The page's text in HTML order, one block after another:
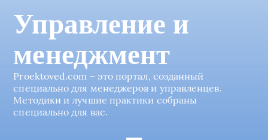
Управление и
менеджмент
Proektoved.com – это портал, созданный
специально для менеджеров и управленцев.
Методики и лучшие практики собраны
специально для вас.